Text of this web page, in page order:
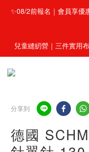
✨08/2前報名｜會員享
兒童縫紉營｜三件實用
分享到
德國